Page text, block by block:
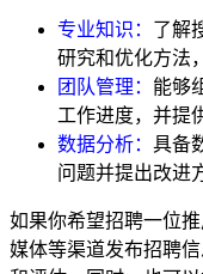
专业知识： 了解
研究和优化方法
团队管理： 能够
工作进度，并提
数据分析： 具备
问题并提出改进
如果你希望招聘一位
媒体等渠道发布招聘